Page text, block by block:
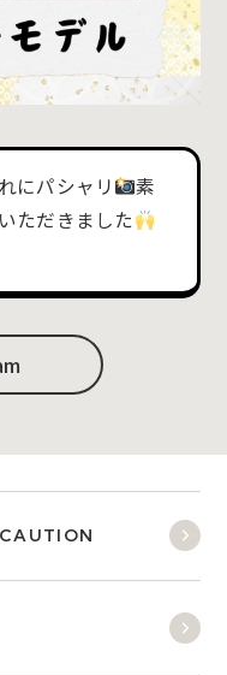
にパシャリ
素
ただきました
CAUTION